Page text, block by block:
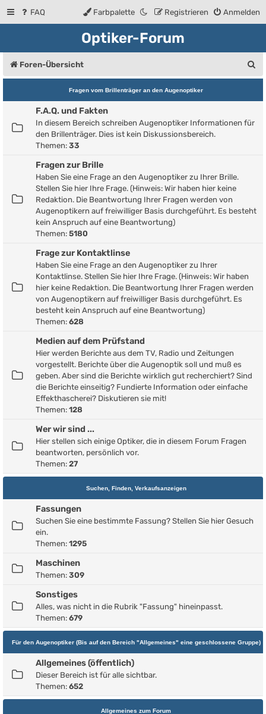
FAQ Anmelden
Registrieren
Farbpalette
Optiker-Forum
Foren-Übersicht
u
Fragen vom Brillenträger an den Augenoptiker
F.A.Q. und Fakten
In diesem Bereich schreiben Augenoptiker Informationen für
den Brillenträger. Dies ist kein Diskussionsbereich.
Themen: 33
Fragen zur Brille
Haben Sie eine Frage an den Augenoptiker zu Ihrer Brille.
Stellen Sie hier Ihre Frage. (Hinweis: Wir haben hier keine
Redaktion. Die Beantwortung Ihrer Fragen werden von
Augenoptikern auf freiwilliger Basis durchgeführt. Es besteht
kein Anspruch auf eine Beantwortung)
Themen: 5180
Frage zur Kontaktlinse
Haben Sie eine Frage an den Augenoptiker zu Ihrer
Kontaktlinse. Stellen Sie hier Ihre Frage. (Hinweis: Wir haben
hier keine Redaktion. Die Beantwortung Ihrer Fragen werden
von Augenoptikern auf freiwilliger Basis durchgeführt. Es
besteht kein Anspruch auf eine Beantwortung)
Themen: 628
Medien auf dem Prüfstand
Hier werden Berichte aus dem TV, Radio und Zeitungen
vorgestellt. Berichte über die Augenoptik soll und muß es
geben. Aber sind die Berichte wirklich gut recherchiert? Sind
die Berichte einseitig? Fundierte Information oder einfache
Effekthascherei? Diskutieren sie mit!
Themen: 128
Wer wir sind ...
Hier stellen sich einige Optiker, die in diesem Forum Fragen
beantworten, persönlich vor.
Themen: 27
Suchen, Finden, Verkaufsanzeigen
Fassungen
Suchen Sie eine bestimmte Fassung? Stellen Sie hier Gesuch
ein.
Themen: 1295
Maschinen
Themen: 309
Sonstiges
Alles, was nicht in die Rubrik "Fassung" hineinpasst.
Themen: 679
Für den Augenoptiker (Bis auf den Bereich "Allgemeines" eine geschlossene Gruppe)
Allgemeines (öffentlich)
Dieser Bereich ist für alle sichtbar.
Themen: 652
Allgemeines zum Forum